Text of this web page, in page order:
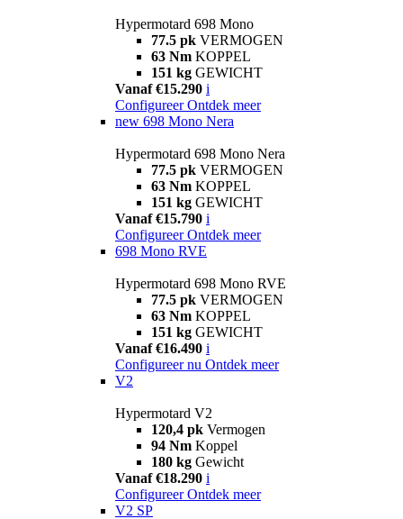
Hypermotard 698 Mono
77.5 pk VERMOGEN
63 Nm KOPPEL
151 kg GEWICHT
Vanaf €15.290 i
Configureer Ontdek meer
new 698 Mono Nera
Hypermotard 698 Mono Nera
77.5 pk VERMOGEN
63 Nm KOPPEL
151 kg GEWICHT
Vanaf €15.790 i
Configureer Ontdek meer
698 Mono RVE
Hypermotard 698 Mono RVE
77.5 pk VERMOGEN
63 Nm KOPPEL
151 kg GEWICHT
Vanaf €16.490 i
Configureer nu Ontdek meer
V2
Hypermotard V2
120,4 pk Vermogen
94 Nm Koppel
180 kg Gewicht
Vanaf €18.290 i
Configureer Ontdek meer
V2 SP